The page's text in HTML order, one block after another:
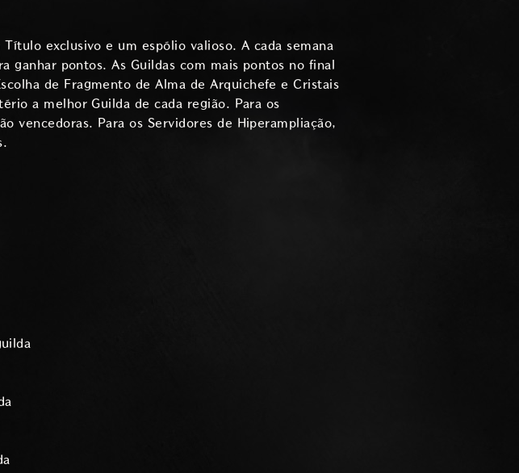
exclusivo e um espólio valioso. A cada semana
ganhar pontos. As Guildas com mais pontos no final
de Fragmento de Alma de Arquichefe e Cristais
a melhor Guilda de cada região. Para os
vencedoras. Para os Servidores de Hiperampliação,